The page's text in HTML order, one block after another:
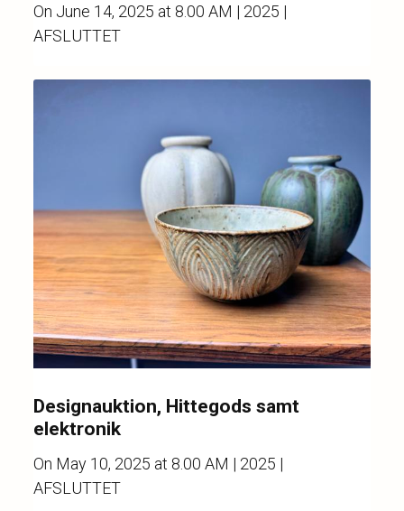
On June 14, 2025 at 8.00 AM | 2025 |
AFSLUTTET
Designauktion, Hittegods samt
elektronik
On May 10, 2025 at 8.00 AM | 2025 |
AFSLUTTET